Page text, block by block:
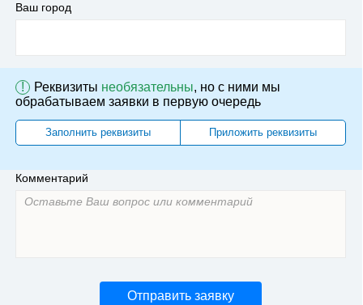
Ваш город
! Реквизиты необязательны, но с ними мы
обрабатываем заявки в первую очередь
Заполнить реквизиты Приложить реквизиты
Комментарий
Отправить заявку